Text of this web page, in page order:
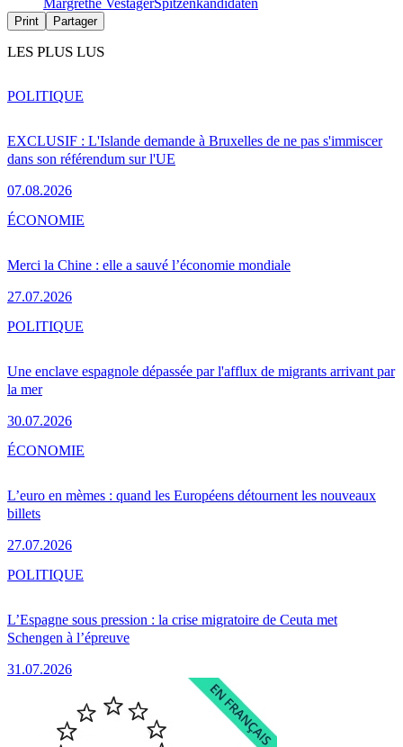
Margrethe VestagerSpitzenkandidaten
Print Partager
LES PLUS LUS
EXCLUSIF : L'Islande demande à Bruxelles de ne pas s'immiscer
dans son référendum sur l'UE
07.08.2026
POLITIQUE
Merci la Chine : elle a sauvé l’économie mondiale
27.07.2026
ÉCONOMIE
Une enclave espagnole dépassée par l'afflux de migrants arrivant par
la mer
30.07.2026
POLITIQUE
L’euro en mèmes : quand les Européens détournent les nouveaux
billets
27.07.2026
ÉCONOMIE
L’Espagne sous pression : la crise migratoire de Ceuta met
Schengen à l’épreuve
31.07.2026
POLITIQUE